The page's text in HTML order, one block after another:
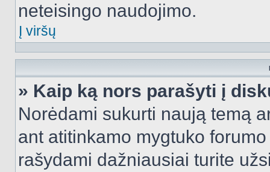
neteisingo naudojimo.
Į viršų
» Kaip ką nors parašyti į
Norėdami sukurti naują temą
ant atitinkamo mygtuko
rašydami dažniausiai turite